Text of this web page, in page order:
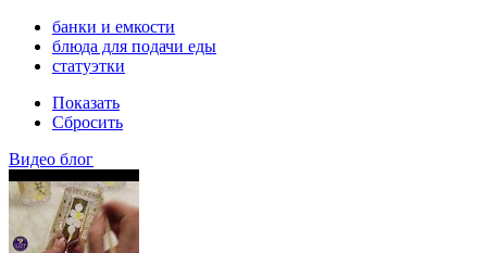
банки и емкости
блюда для подачи еды
статуэтки
Показать
Сбросить
Видео блог